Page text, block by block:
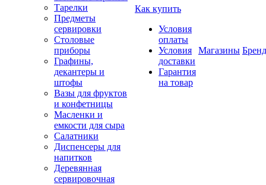
Тарелки
Предметы
сервировки
Столовые
приборы
Графины,
декантеры и
штофы
Вазы для фруктов
и конфетницы
Масленки и
емкости для сыра
Салатники
Диспенсеры для
напитков
Деревянная
сервировочная
Как купить
Условия
оплаты
Условия
доставки
Гарантия
на товар
Магазины